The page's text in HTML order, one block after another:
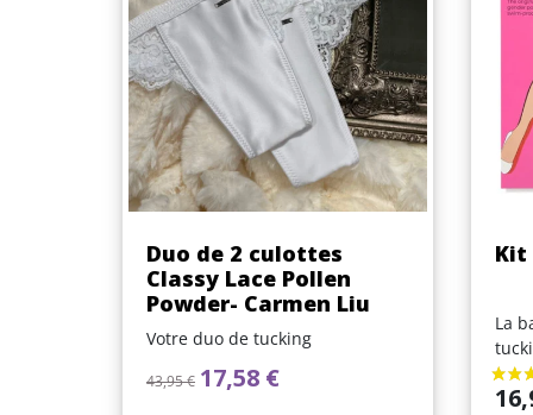
Aperçu rapide
Duo de 2 culottes
Classy Lace Pollen
Powder- Carmen Liu
Votre duo de tucking
Prix de base
43,95 € Prix
17,58 €
Kit
La
Prix